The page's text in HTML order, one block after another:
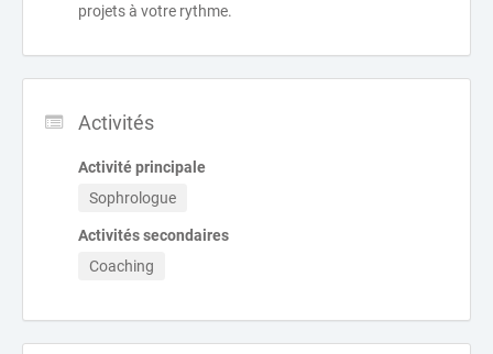
projets à votre rythme.
Activités
Activité principale
Sophrologue
Activités secondaires
Coaching